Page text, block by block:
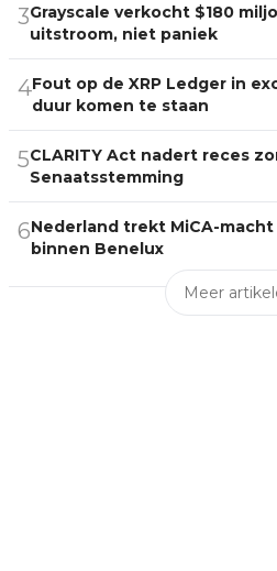
3Grayscale verkocht $180
uitstroom, niet paniek
4Fout op de XRP Ledger in
duur komen te staan
5CLARITY Act nadert reces
Senaatsstemming
6Nederland trekt MiCA-
binnen Benelux
Meer